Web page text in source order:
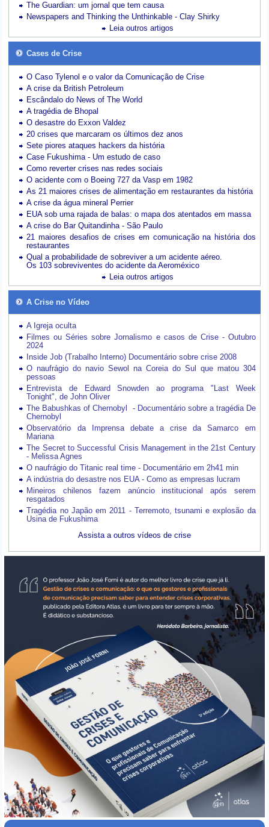
The Guardian: um jornal que tem causa
Newspapers and Thinking the Unthinkable - Clay Shirky
Leia outros artigos
Cases de Crise
O Caso Tylenol e o valor da Comunicação de Crise
A crise da British Petroleum
Escândalo do News of The World
A tragédia de Bhopal
O desastre do Exxon Valdez
20 crises que marcaram os últimos dez anos
Sete piores ataques hackers da história
Case Fukushima - Um estudo de caso
Como reverter crises nas redes sociais
O acidente com o Boeing 727 da Vasp em 1982
As 21 maiores crises de alimentação em restaurantes da história
A crise da água mineral Perrier
EUA sob uma rajada de balas: o mapa dos atentados em massa
A crise do Bar Quitandinha - São Paulo
21 maiores desafios de crises em comunicação na história dos
restaurantes
Qual a probabilidade de sobreviver a um acidente aéreo.
Os 103 sobreviventes do acidente da Aeroméxico
Leia outros artigos
A Crise no Vídeo
A Igreja oculta
Filmes ou Séries sobre Jornalismo e casos de Crise - Outubro
2024
Inside Job (Trabalho Interno) Documentário sobre crise 2008
O naufrágio do navio Sewol na Coreia do Sul que matou 304
pessoas
Entrevista de Edward Snowden ao programa "Last Week
Tonight", de John Oliver
The Babushkas of Chernobyl - Documentário sobre a tragédia De
Chernobyl
Observatório da Imprensa debate a crise da Samarco em
Mariana
The Secret to Successful Crisis Management in the 21st Century
- Melissa Agnes
O naufrágio do Titanic real time - Documentário em 2h41 min
A indústria do desastre nos EUA - Como as empresas lucram
Mineiros chilenos fazem anúncio institucional após serem
resgatados
Tragédia no Japão em 2011 - Terremoto, tsunami e explosão da
Usina de Fukushima
Assista a outros vídeos de crise